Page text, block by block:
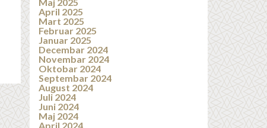
April 2025
Mart 2025
Februar 2025
Januar 2025
Decembar 2024
Novembar 2024
Oktobar 2024
Septembar 2024
August 2024
Juli 2024
Juni 2024
Maj 2024
April 2024